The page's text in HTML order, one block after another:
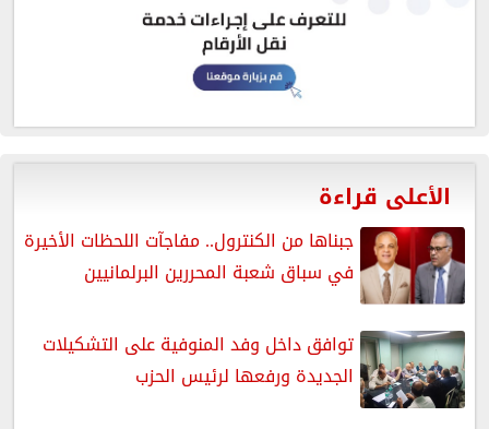
الأعلى قراءة
جبناها من الكنترول.. مفاجآت اللحظات الأخيرة
في سباق شعبة المحررين البرلمانيين
توافق داخل وفد المنوفية على التشكيلات
الجديدة ورفعها لرئيس الحزب